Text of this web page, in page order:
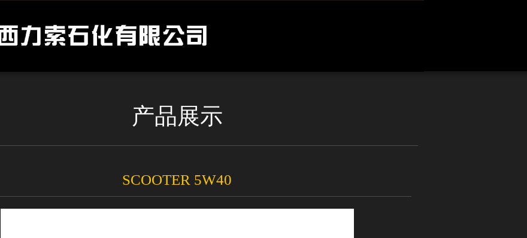
产品展示
SCOOTER 5W40